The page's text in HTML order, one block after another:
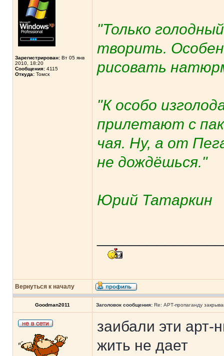
Зарегистрирован: Вт 05 янв
2010, 18:20
Сообщения: 4115
Откуда: Томск
"Только
творить.
рисовать
"К особо
прилетают с
чая. Ну, а от
не дождёшься."
Юрий Татаркин
Вернуться к началу
Goodman2011 Заголовок сообщения: Re: АРТ-пропаганду
заибали эти
жить не дает